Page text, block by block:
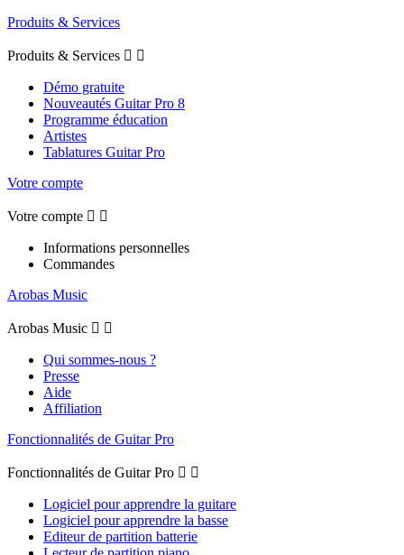
Produits & Services
Produits & Services  
Démo gratuite
Nouveautés Guitar Pro 8
Programme éducation
Artistes
Tablatures Guitar Pro
Votre compte
Votre compte  
Informations personnelles
Commandes
Arobas Music
Arobas Music  
Qui sommes-nous ?
Presse
Aide
Affiliation
Fonctionnalités de Guitar Pro
Fonctionnalités de Guitar Pro  
Logiciel pour apprendre la guitare
Logiciel pour apprendre la basse
Editeur de partition batterie